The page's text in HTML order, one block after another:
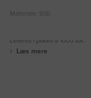
Materiale: Stål
Leveres i pakke á 1000 stk.
Læs mere